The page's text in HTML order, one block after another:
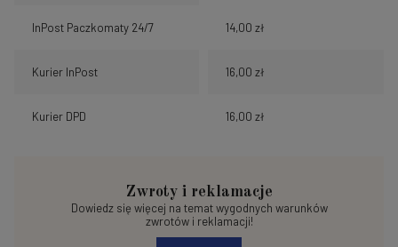
InPost Paczkomaty 24/7 14,00 zł
Kurier InPost 16,00 zł
Kurier DPD 16,00 zł
Zwroty i reklamacje
Dowiedz się więcej na temat wygodnych warunków
zwrotów i reklamacji!